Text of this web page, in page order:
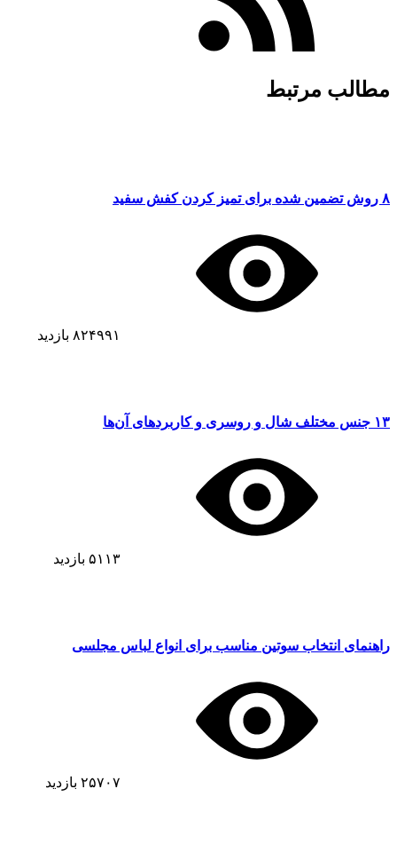
مطالب مرتبط
۸ روش تضمین شده برای تمیز کردن کفش سفید
۸۲۴۹۹۱ بازدید
۱۳ جنس مختلف شال و روسری و کاربردهای آن‌ها
۵۱۱۳ بازدید
راهنمای انتخاب سوتین مناسب برای انواع لباس مجلسی
۲۵۷۰۷ بازدید